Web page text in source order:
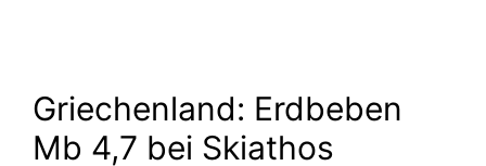
Griechenland: Erdbeben
Mb 4,7 bei Skiathos